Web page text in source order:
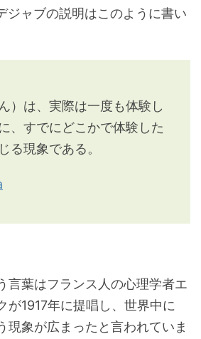
ジャブの説明はこのように書い
）は、実際は一度も体験し
、すでにどこかで体験した
る現象である。
言葉はフランス人の心理学者エ
が1917年に提唱し、世界中に
現象が広まったと言われていま